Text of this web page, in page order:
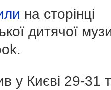
на сторінці
дитячої
у Києві 29-31